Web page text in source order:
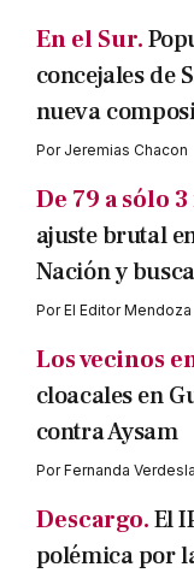
En el Sur.
concejales de
nueva
Por Jeremias Chacon
De 79 a sólo
ajuste brutal
Nación y
PorEl Editor Mendoza
Los vecinos
cloacales en
contra Aysam
PorFernanda
Descargo.El
polémica por